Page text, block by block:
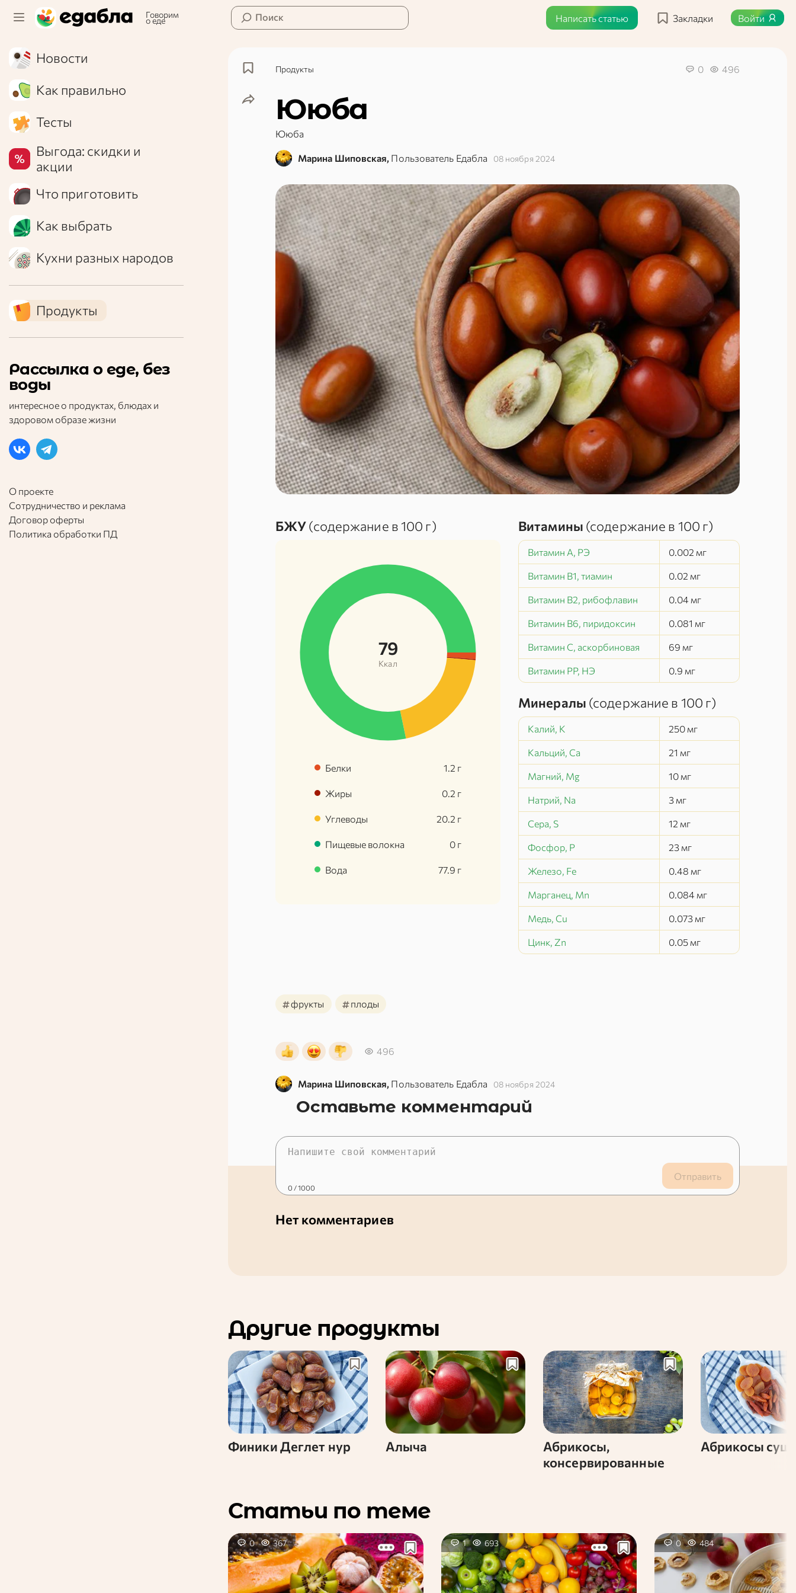
Говорим
о еде Поиск Написать статью Закладки Войти
Новости
Как правильно
Тесты
Выгода: скидки и
акции
Что приготовить
Как выбрать
Кухни разных народов
Продукты
Рассылка о еде, без
воды
интересное о продуктах, блюдах и
здоровом образе жизни
О проекте
Сотрудничество и реклама
Договор оферты
Политика обработки ПД
Продукты 0 496
Ююба
Ююба
Марина Шиповская, Пользователь Едабла 08 ноября 2024
БЖУ(содержание в 100 г)
79
Ккал
Белки 1.2 г
Жиры 0.2 г
Углеводы 20.2 г
Пищевые волокна 0 г
Вода 77.9 г
Витамины (содержание в 100 г)
Витамин А, РЭ 0.002 мг
Витамин В1, тиамин 0.02 мг
Витамин В2, рибофлавин 0.04 мг
Витамин В6, пиридоксин 0.081 мг
Витамин C, аскорбиновая 69 мг
Витамин РР, НЭ 0.9 мг
Минералы (содержание в 100 г)
Калий, K 250 мг
Кальций, Ca 21 мг
Магний, Mg 10 мг
Натрий, Na 3 мг
Сера, S 12 мг
Фосфор, P 23 мг
Железо, Fe 0.48 мг
Марганец, Mn 0.084 мг
Медь, Cu 0.073 мг
Цинк, Zn 0.05 мг
#фрукты #плоды
496
Марина Шиповская, Пользователь Едабла 08 ноября 2024
Оставьте комментарий
Отправить
0 / 1000
Нет комментариев
Другие продукты
Финики Деглет нур Алыча
Абрикосы,
консервированные
Абрикосы
Статьи по теме
0 367 1 693 0 484